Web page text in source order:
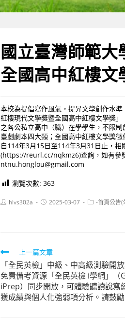
國立臺灣師範
全國高中紅樓文
本校為提倡寫作風氣，提昇文學創作水
紅樓現代文學獎暨全國高中紅樓文學獎
之各公私立高中（職）在學學生，不限
臺劇劇本四大類；全國高中紅樓文學獎
自114年3月15日至114年3月31日止，
(https://reurl.cc/nqkmz6)查詢，如有參
ntnu.honglou@gmail.com
瀏覽次數: 363
Posthlvs302a
Post2025-03-07
Post-首頁公告(
Read
more
articles
上一篇文章
「全民英檢」中級、中高級測驗開
免費備考資源「全民英檢 i學網」（
iPrep）同步開放，可體驗聽讀說寫
獲成績與個人化強弱項分析。請鼓